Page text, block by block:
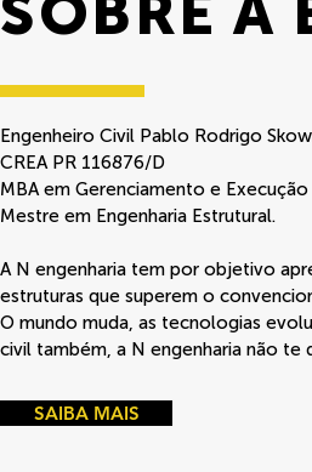
Engenheiro Civil Pablo Rodrigo
CREA PR 116876/D​
MBA em Gerenciamento e
Mestre em Engenharia Estrutural.
A N engenharia tem por objetivo
estruturas que superem o
O mundo muda, as tecnologias
civil também, a N engenharia não te
SAIBA MAIS